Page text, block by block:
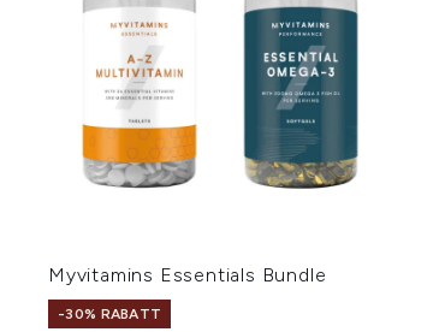
Myvitamins Essentials Bundle
-30% RABATT